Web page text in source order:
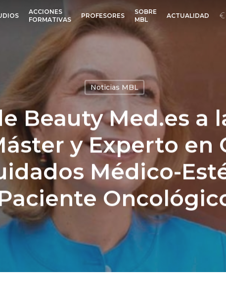
ACCIONES
FORMATIVAS
PROFESORES
SOBRE
MBL
ACTUALIDAD
Noticias MBL
Beauty Med.es a
y Experto en
Médico-